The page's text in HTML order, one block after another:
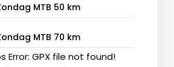
MTB 50 km
MTB 70 km
Error: GPX file not found!